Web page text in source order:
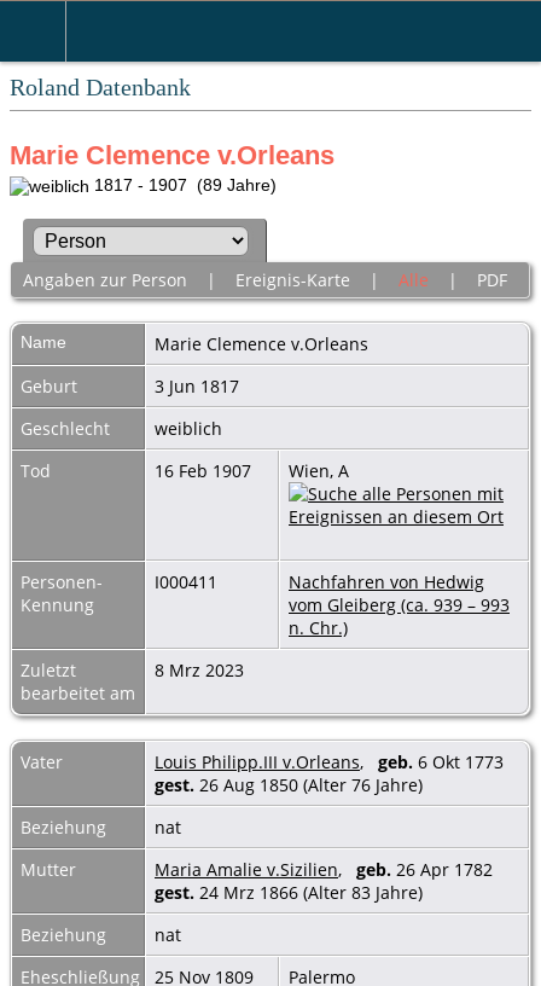
Roland Datenbank
Marie Clemence v.Orleans
1817 - 1907 (89 Jahre)
Angaben zur Person | Ereignis-Karte | Alle | PDF
Name Marie Clemence v.Orleans
Geburt
3 Jun 1817
Geschlecht
weiblich
Tod
16 Feb 1907 Wien, A
Personen-
Kennung
I000411
Nachfahren von Hedwig
vom Gleiberg (ca. 939 – 993
n. Chr.)
Zuletzt
bearbeitet am
8 Mrz 2023
Vater Louis Philipp.III v.Orleans, geb. 6 Okt 1773
gest. 26 Aug 1850 (Alter 76 Jahre)
Beziehung
nat
Mutter
Maria Amalie v.Sizilien, geb. 26 Apr 1782
gest. 24 Mrz 1866 (Alter 83 Jahre)
Beziehung
nat
Eheschließung
25 Nov 1809 Palermo